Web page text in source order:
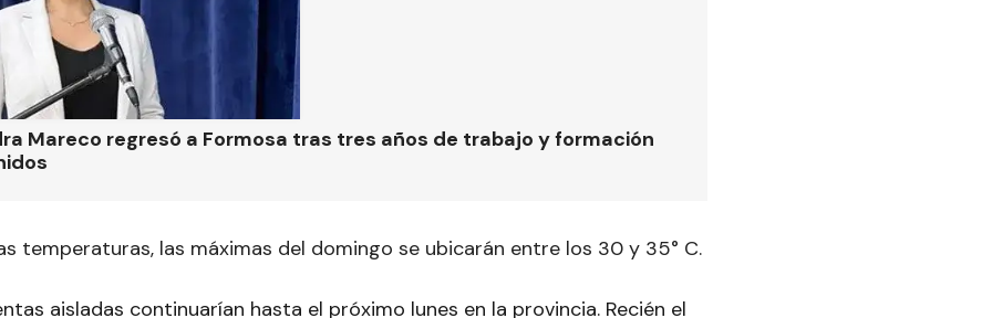
Mareco regresó a Formosa tras tres años de trabajo y formación
temperaturas, las máximas del domingo se ubicarán entre los 30 y 35° C.
aisladas continuarían hasta el próximo lunes en la provincia. Recién el